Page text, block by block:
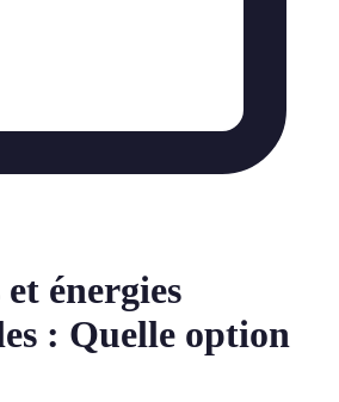
énergies
: Quelle option